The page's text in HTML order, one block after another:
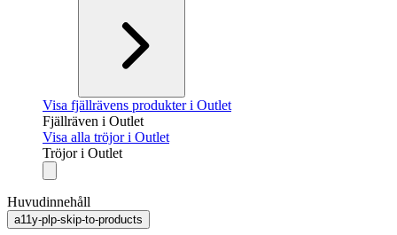
Visa fjällrävens produkter i Outlet
Fjällräven i Outlet
Visa alla tröjor i Outlet
Tröjor i Outlet
Huvudinnehåll
a11y-plp-skip-to-products